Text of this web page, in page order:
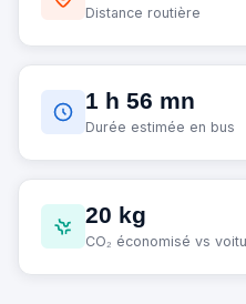
Distance routière
1 h 56 mn
Durée estimée en bus
20 kg
CO₂ économisé vs